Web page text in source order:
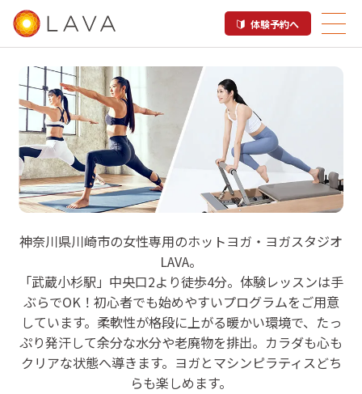
体験予約へ
LAVA シティタワー武蔵小杉店
ホットヨガ＆マシンピラティス
神奈川県川崎市の女性専用のホットヨガ・ヨガスタジオ
LAVA。
「武蔵小杉駅」中央口2より徒歩4分。体験レッスンは手
ぶらでOK！初心者でも始めやすいプログラムをご用意
しています。柔軟性が格段に上がる暖かい環境で、たっ
ぷり発汗して余分な水分や老廃物を排出。カラダも心も
クリアな状態へ導きます。ヨガとマシンピラティスどち
らも楽しめます。